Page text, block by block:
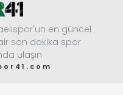
en güncel
son dakika spor
ulaşın